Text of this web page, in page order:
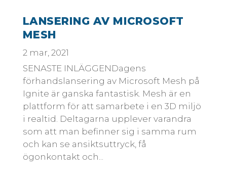
LANSERING AV MICROSOFT
MESH
2 mar, 2021
SENASTE INLÄGGENDagens
förhandslansering av Microsoft Mesh på
Ignite är ganska fantastisk. Mesh är en
plattform för att samarbete i en 3D miljö
i realtid. Deltagarna upplever varandra
som att man befinner sig i samma rum
och kan se ansiktsuttryck, få
ögonkontakt och...